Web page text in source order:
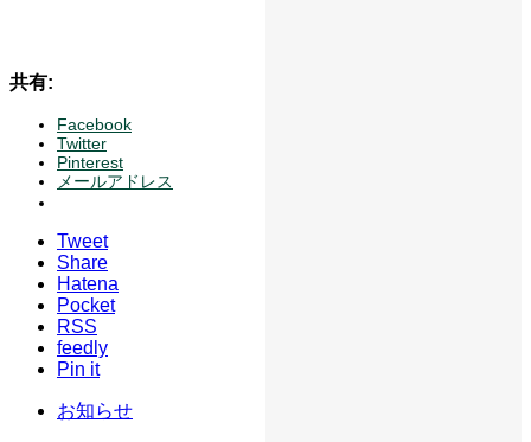
共有:
Facebook
Twitter
Pinterest
メールアドレス
Tweet
Share
Hatena
Pocket
RSS
feedly
Pin it
お知らせ